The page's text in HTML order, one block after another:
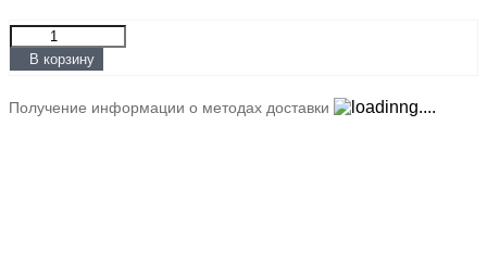
В корзину
Получение информации о методах доставки